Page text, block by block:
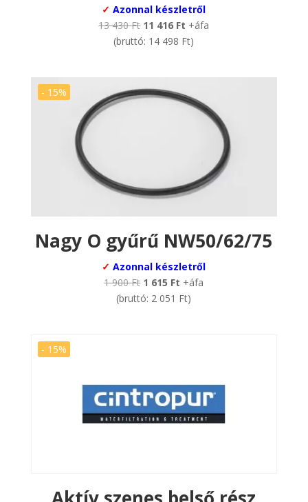
✓ Azonnal készletről
13 430Ft Original
price
430 Ft.
11 416 Ft Current
price
+áfa
(bruttó: 14 498 Ft)
- 15%
Nagy O gyűrű NW50/62/75
✓ Azonnal készletről
1 900Ft Original
price
1 615 Ft Current
price
+áfa
(bruttó: 2 051 Ft)
- 15%